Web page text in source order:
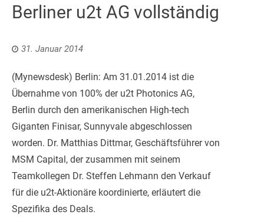
Berliner u2t AG vollständig
31. Januar 2014
(Mynewsdesk) Berlin: Am 31.01.2014 ist die
Übernahme von 100% der u2t Photonics AG,
Berlin durch den amerikanischen High-tech
Giganten Finisar, Sunnyvale abgeschlossen
worden. Dr. Matthias Dittmar, Geschäftsführer von
MSM Capital, der zusammen mit seinem
Teamkollegen Dr. Steffen Lehmann den Verkauf
für die u2t-Aktionäre koordinierte, erläutert die
Spezifika des Deals.